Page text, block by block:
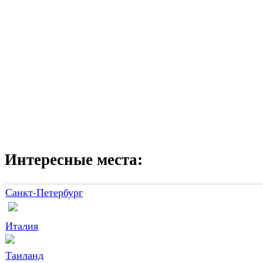
Интересные места:
Санкт-Петербург
Италия
Таиланд